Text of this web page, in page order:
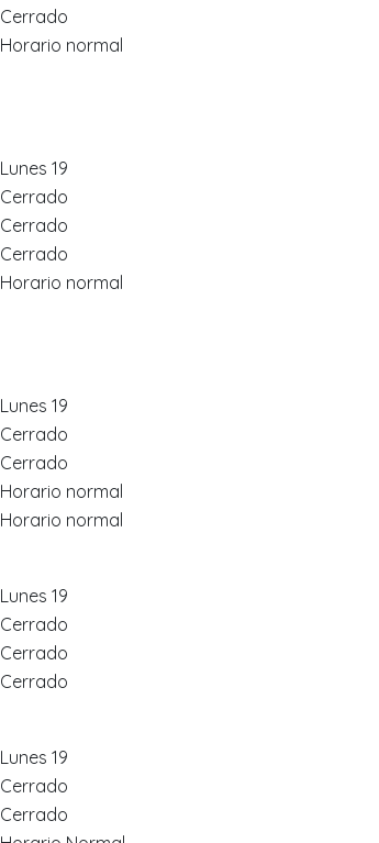
Cerrado
Horario normal
Lunes 19
Cerrado
Cerrado
Cerrado
Horario normal
Lunes 19
Cerrado
Cerrado
Horario normal
Horario normal
Lunes 19
Cerrado
Cerrado
Cerrado
Lunes 19
Cerrado
Cerrado